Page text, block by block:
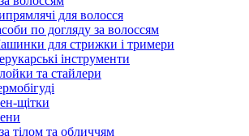
для волосся
по догляду за волоссям
для стрижки і тримери
інструменти
та стайлери
щітки
тілом та обличчям